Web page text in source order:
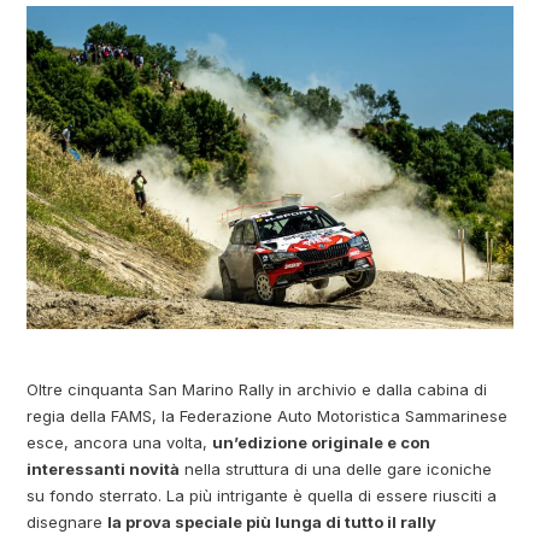
Oltre cinquanta San Marino Rally in archivio e dalla cabina di
regia della FAMS, la Federazione Auto Motoristica Sammarinese
esce, ancora una volta, un’edizione originale e con
interessanti novità nella struttura di una delle gare iconiche
su fondo sterrato. La più intrigante è quella di essere riusciti a
disegnare la prova speciale più lunga di tutto il rally